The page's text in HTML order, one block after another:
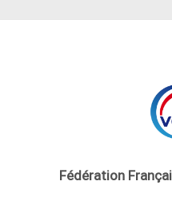
Fédération